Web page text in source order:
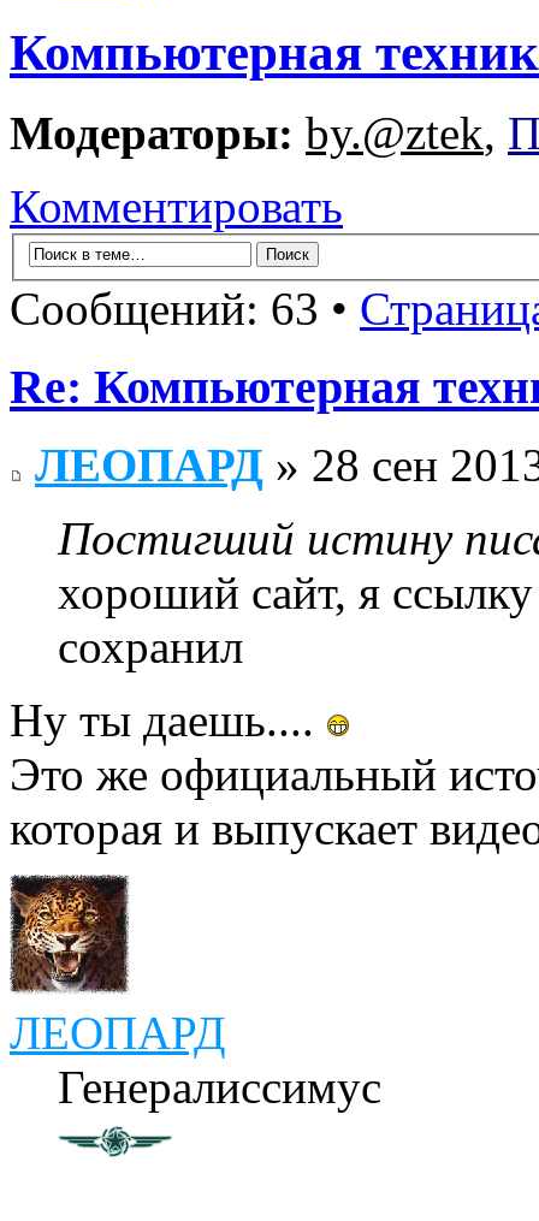
Компьютерная
Модераторы: by.@ztek,
Комментировать
Сообщений: 63 •
Re: Компьютерная
ЛЕОПАРД » 28 сен
Постигший истину
хороший сайт, я
сохранил
Ну ты даешь....
Это же официальный
которая и выпускает
ЛЕОПАРД
Генералиссимус